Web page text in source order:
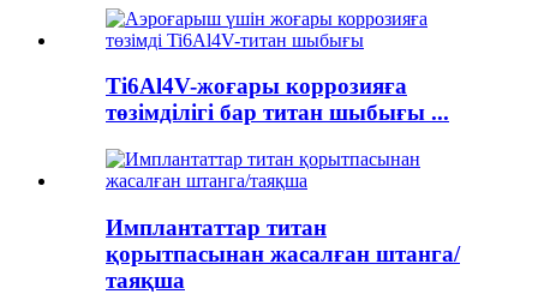
Ti6Al4V-жоғары коррозияға
төзімділігі бар титан шыбығы ...
Имплантаттар титан
қорытпасынан жасалған штанга/
таяқша